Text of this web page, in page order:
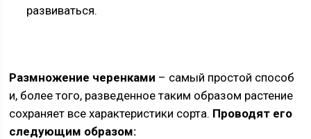
развиваться.
Размножение черенками – самый простой способ
и, более того, разведенное таким образом растение
сохраняет все характеристики сорта. Проводят его
следующим образом: